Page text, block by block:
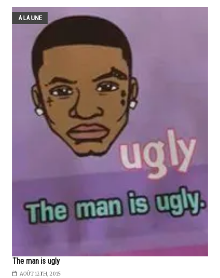
A LA UNE
The man is ugly
AOÛT 12TH, 2015